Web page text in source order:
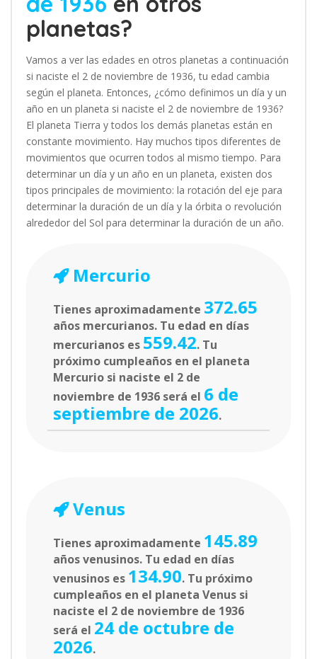
planetas?
Vamos a ver las edades en otros planetas a continuación
si naciste el 2 de noviembre de 1936, tu edad cambia
según el planeta. Entonces, ¿cómo definimos un día y un
año en un planeta si naciste el 2 de noviembre de 1936?
El planeta Tierra y todos los demás planetas están en
constante movimiento. Hay muchos tipos diferentes de
movimientos que ocurren todos al mismo tiempo. Para
determinar un día y un año en un planeta, existen dos
tipos principales de movimiento: la rotación del eje para
determinar la duración de un día y la órbita o revolución
alrededor del Sol para determinar la duración de un año.
Mercurio
Tienes aproximadamente 372.65
años mercurianos. Tu edad en días
mercurianos es 559.42. Tu
próximo cumpleaños en el planeta
Mercurio si naciste el 2 de
noviembre de 1936 será el 6 de
septiembre de 2026.
Venus
Tienes aproximadamente 145.89
años venusinos. Tu edad en días
venusinos es 134.90. Tu próximo
cumpleaños en el planeta Venus si
naciste el 2 de noviembre de 1936
será el 24 de octubre de
2026.